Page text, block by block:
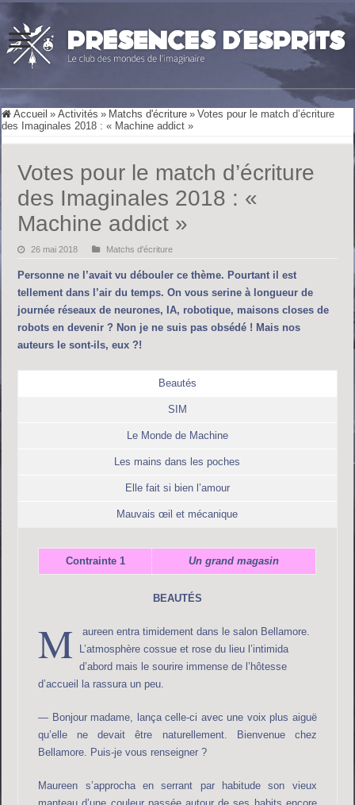
Accueil » Activités » Matchs d'écriture » Votes pour le match d’écriture
des Imaginales 2018 : « Machine addict »
Votes pour le match d’écriture
des Imaginales 2018 : «
Machine addict »
26 mai 2018 Matchs d'écriture
Personne ne l’avait vu débouler ce thème. Pourtant il est
tellement dans l’air du temps. On vous serine à longueur de
journée réseaux de neurones, IA, robotique, maisons closes de
robots en devenir ? Non je ne suis pas obsédé ! Mais nos
auteurs le sont-ils, eux ?!
Beautés
SIM
Le Monde de Machine
Les mains dans les poches
Elle fait si bien l’amour
Mauvais œil et mécanique
Contrainte 1 Un grand magasin
BEAUTÉS
M
aureen entra timidement dans le salon Bellamore.
L’atmosphère cossue et rose du lieu l’intimida
d’abord mais le sourire immense de l’hôtesse
d’accueil la rassura un peu.
— Bonjour madame, lança celle-ci avec une voix plus aiguë
qu’elle ne devait être naturellement. Bienvenue chez
Bellamore. Puis-je vous renseigner ?
Maureen s’approcha en serrant par habitude son vieux